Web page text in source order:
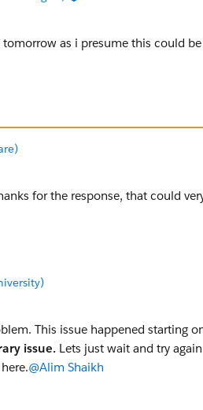
as i presume this could
for the response, that could
This issue happened starting
issue. Lets just wait and try
@Alim Shaikh